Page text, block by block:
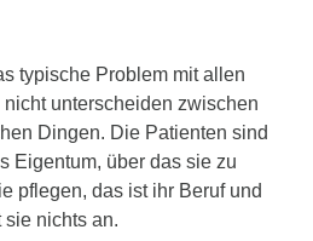
typische Problem mit allen
unterscheiden zwischen
Dingen. Die Patienten sind
Eigentum, über das sie zu
pflegen, das ist ihr Beruf und
nichts an.